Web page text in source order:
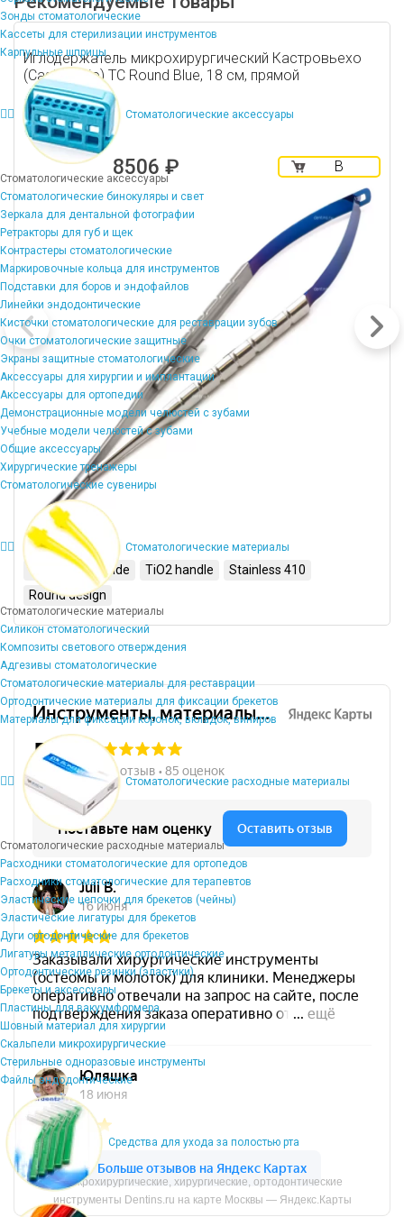
Зонды стоматологические
Кассеты для стерилизации инструментов
Карпульные шприцы
Стоматологические аксессуары
Стоматологические аксессуары
Стоматологические бинокуляры и свет
Зеркала для дентальной фотографии
Ретракторы для губ и щек
Контрастеры стоматологические
Маркировочные кольца для инструментов
Подставки для боров и эндофайлов
Линейки эндодонтические
Кисточки стоматологические для реставрации зубов
Очки стоматологические защитные
Экраны защитные стоматологические
Аксессуары для хирургии и имплантации
Аксессуары для ортопедии
Демонстрационные модели челюстей с зубами
Учебные модели челюстей с зубами
Общие аксессуары
Хирургические тренажеры
Стоматологические сувениры
Стоматологические материалы
Стоматологические материалы
Силикон стоматологический
Композиты светового отверждения
Адгезивы стоматологические
Стоматологические материалы для реставрации
Ортодонтические материалы для фиксации брекетов
Материалы для фиксации коронок, вкладок, виниров
Стоматологические расходные материалы
Стоматологические расходные материалы
Расходники стоматологические для ортопедов
Расходники стоматологические для терапевтов
Эластические цепочки для брекетов (чейны)
Эластические лигатуры для брекетов
Дуги ортодонтические для брекетов
Лигатуры металлические ортодонтические
Ортодонтические резинки (эластики)
Брекеты и аксессуары
Пластины для вакуумформера
Шовный материал для хирургии
Скальпели микрохирургические
Стерильные одноразовые инструменты
Файлы эндодонтические
Средства для ухода за полостью рта
Иглодержатель микрохирургический Кастровьехо
(Castroviejo) TC Round Blue, 18 см, прямой
8506 ₽
В
корзину
Tungsten Carbide TiO2 handle
Stainless 410
Round design
Микрохирургические, хирургические, ортодонтические
инструменты Dentins.ru на карте Москвы — Яндекс.Карты